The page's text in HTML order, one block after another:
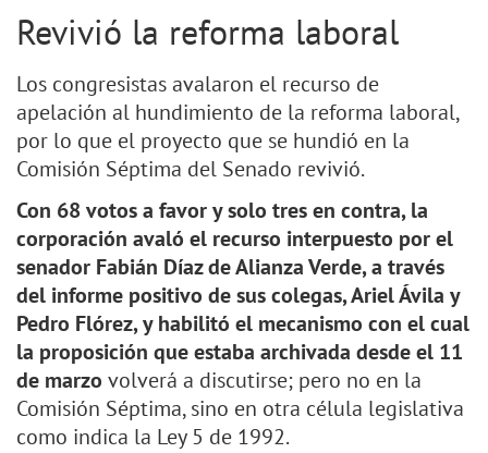
Revivió la reforma laboral
Los congresistas avalaron el recurso de
apelación al hundimiento de la reforma laboral,
por lo que el proyecto que se hundió en la
Comisión Séptima del Senado revivió.
Con 68 votos a favor y solo tres en contra, la
corporación avaló el recurso interpuesto por el
senador Fabián Díaz de Alianza Verde, a través
del informe positivo de sus colegas, Ariel Ávila y
Pedro Flórez, y habilitó el mecanismo con el cual
la proposición que estaba archivada desde el 11
de marzo volverá a discutirse; pero no en la
Comisión Séptima, sino en otra célula legislativa
como indica la Ley 5 de 1992.